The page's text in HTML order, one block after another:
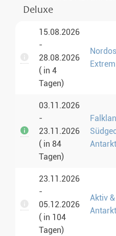
Deluxe
15.08.2026
-
28.08.2026
( in 4
Tagen)
Extrem
03.11.2026
-
23.11.2026
( in 84
Tagen)
23.11.2026
-
05.12.2026
( in 104
Tagen)
Aktiv